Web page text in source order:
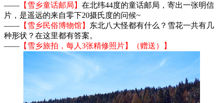
—— 【雪乡童话邮局】 在北纬44度的童话邮局，寄出一张明信
片，是遥远的来自零下20摄氏度的问候~
—— 【雪乡民俗博物馆】 东北八大怪都有什么？雪花一共有几
种形状？在这里都有答案。
—— 【雪乡旅拍，每人3张精修照片】（赠送）】